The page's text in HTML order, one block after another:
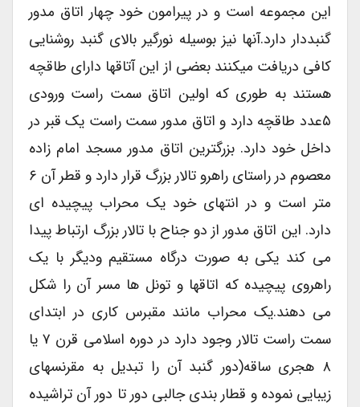
این مجموعه است و در پیرامون خود چهار اتاق مدور
گنبددار دارد.آنها نیز بوسیله نورگیر بالای گنبد روشنایی
کافی دریافت میکنند بعضی از این آتاقها دارای طاقچه
هستند به طوری که اولین اتاق سمت راست ورودی
۵عدد طاقچه دارد و اتاق مدور سمت راست یک قبر در
داخل خود دارد. بزرگترین اتاق مدور مسجد امام زاده
معصوم در راستای راهرو تالار بزرگ قرار دارد و قطر آن ۶
متر است و در انتهای خود یک محراب پیچیده ای
دارد. این اتاق مدور از دو جناح با تالار بزرگ ارتباط پیدا
می کند یکی به صورت درگاه مستقیم ودیگر با یک
راهروی پیچیده که اتاقها و تونل ها مسر آن را شکل
می دهند.یک محراب مانند مقبرس کاری در ابتدای
سمت راست تالار وجود دارد در دوره اسلامی قرن ۷ یا
۸ هجری ساقه(دور گنبد آن را تبدیل به مقرنسهای
زیبایی نموده و قطار بندی جالبی دور تا دور آن تراشیده